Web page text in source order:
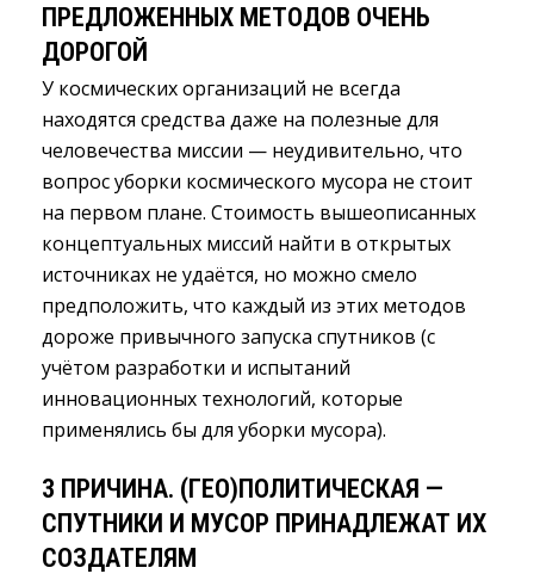
ПРЕДЛОЖЕННЫХ МЕТОДОВ ОЧЕНЬ
ДОРОГОЙ
У космических организаций не всегда
находятся средства даже на полезные для
человечества миссии — неудивительно, что
вопрос уборки космического мусора не стоит
на первом плане. Стоимость вышеописанных
концептуальных миссий найти в открытых
источниках не удаётся, но можно смело
предположить, что каждый из этих методов
дороже привычного запуска спутников (с
учётом разработки и испытаний
инновационных технологий, которые
применялись бы для уборки мусора).
3 ПРИЧИНА. (ГЕО)ПОЛИТИЧЕСКАЯ —
СПУТНИКИ И МУСОР ПРИНАДЛЕЖАТ ИХ
СОЗДАТЕЛЯМ